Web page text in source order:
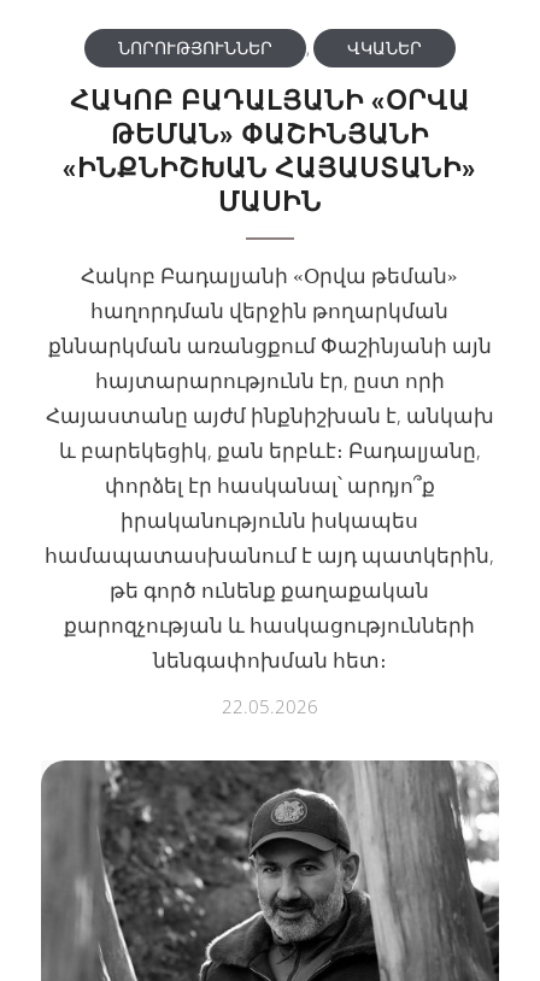
ՀԱԿՈԲ ԲԱԴԱԼՅԱՆԻ «ՕՐՎԱ
ԹԵՄԱՆ» ՓԱՇԻՆՅԱՆԻ
«ԻՆՔՆԻՇԽԱՆ ՀԱՅԱՍՏԱՆԻ»
ՄԱՍԻՆ
ՆՈՐՈՒԹՅՈՒՆՆԵՐ , ՎԿԱՆԵՐ
Հակոբ Բադալյանի «Օրվա թեման»
հաղորդման վերջին թողարկման
քննարկման առանցքում Փաշինյանի այն
հայտարարությունն էր, ըստ որի
Հայաստանը այժմ ինքնիշխան է, անկախ
և բարեկեցիկ, քան երբևէ։ Բադալյանը,
փորձել էր հասկանալ՝ արդյո՞ք
իրականությունն իսկապես
համապատասխանում է այդ պատկերին,
թե գործ ունենք քաղաքական
քարոզչության և հասկացությունների
նենգափոխման հետ։
22.05.2026